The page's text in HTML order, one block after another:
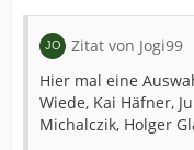
Zitat von Jogi99
Hier mal eine
Wiede, Kai Häfner,
Michalczik, Holger